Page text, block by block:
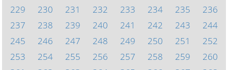
229
230 231 232 233 234 235
236
237
238 239 240 241 242 243
244
245
246 247 248 249 250 251
252
253
254 255 256 257 258 259
260